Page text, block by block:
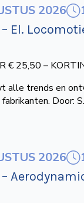
2026
– El.
€ 25,50 –
alle trends en
Door:
2026
–